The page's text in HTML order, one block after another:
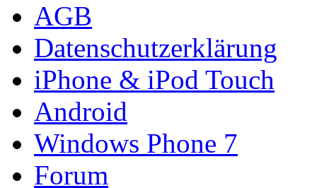
AGB
Datenschutzerklärung
iPhone & iPod Touch
Android
Windows Phone 7
Forum